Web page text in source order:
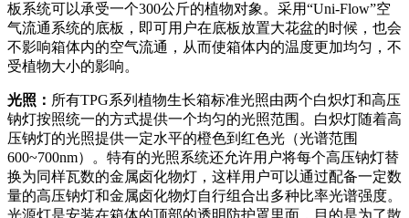
板系统可以承受一个300公斤的植物对象。采用“Uni-Flow”空
气流通系统的底板，即可用户在底板放置大花盆的时候，也会
不影响箱体内的空气流通，从而使箱体内的温度更加均匀，不
受植物大小的影响。
光照： 所有TPG系列植物生长箱标准光照由两个白炽灯和高压
钠灯按照统一的方式提供一个均匀的光照范围。白炽灯随着高
压钠灯的光照提供一定水平的橙色到红色光（光谱范围
600~700nm）。特有的光照系统还允许用户将每个高压钠灯替
换为同样瓦数的金属卤化物灯，这样用户可以通过配备一定数
量的高压钠灯和金属卤化物灯自行组合出多种比率光谱强度。